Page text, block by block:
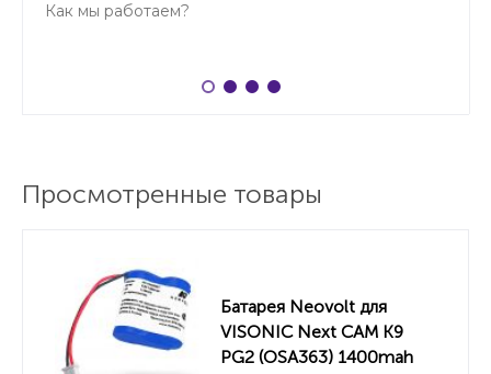
Как мы работаем?
Просмотренные товары
Батарея Neovolt для
VISONIC Next CAM K9
PG2 (OSA363) 1400mah